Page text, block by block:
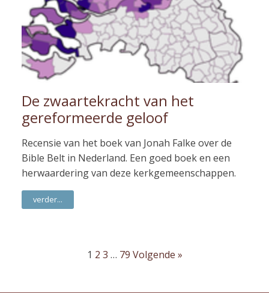
De zwaartekracht van het
gereformeerde geloof
Recensie van het boek van Jonah Falke over de
Bible Belt in Nederland. Een goed boek en een
herwaardering van deze kerkgemeenschappen.
verder...
1 2 3 … 79 Volgende »